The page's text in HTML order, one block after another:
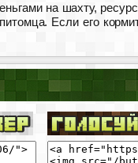
на шахту,
Если его